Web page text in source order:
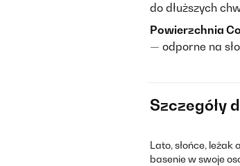
do dłuższych
Powierzchnia
— odporne na
Szczegóły
Lato, słońce, leżak
basenie w swoje